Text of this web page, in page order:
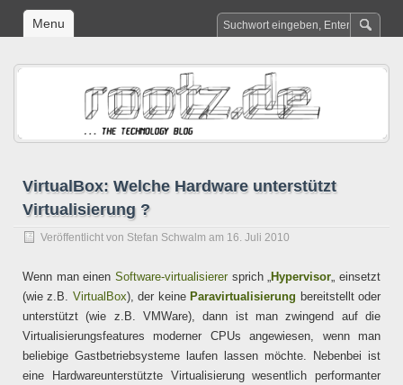
Menu
VirtualBox: Welche Hardware unterstützt
Virtualisierung ?
Veröffentlicht von Stefan Schwalm am 16. Juli 2010
Wenn man einen Software-virtualisierersprich „Hypervisor einsetzt
(wie z.B. VirtualBox), der keineParavirtualisierung bereitstellt oder
unterstützt (wie z.B. VMWare), dann ist man zwingend auf die
Virtualisierungsfeatures moderner CPUs angewiesen, wenn man
beliebige Gastbetriebsysteme laufen lassen möchte. Nebenbei ist
eine Hardwareunterstützte Virtualisierung wesentlich performanter